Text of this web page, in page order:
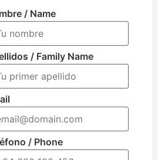
/ Name
/ Family Name
/ Phone